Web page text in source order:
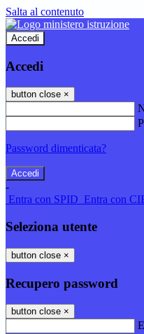
Salta al contenuto
Accedi
Accedi
button close ×
Password dimenticata?
-
Entra con SPID Entra con
Seleziona utente
button close ×
Recupero password
button close ×